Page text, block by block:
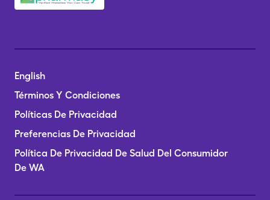
English
Términos Y Condiciones
Políticas De Privacidad
Preferencias De Privacidad
Política De Privacidad De Salud Del Consumidor
De WA